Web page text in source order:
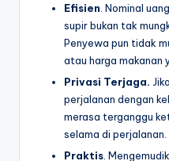
Efisien. Nominal
supir bukan tak
Penyewa pun tidak
atau harga makanan
Privasi Terjaga.
perjalanan dengan
merasa terganggu
selama di perjalanan.
Praktis.